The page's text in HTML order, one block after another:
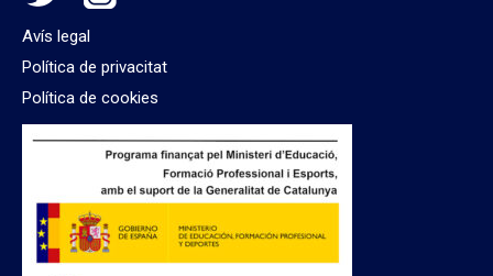
Avís legal
Política de privacitat
Política de cookies